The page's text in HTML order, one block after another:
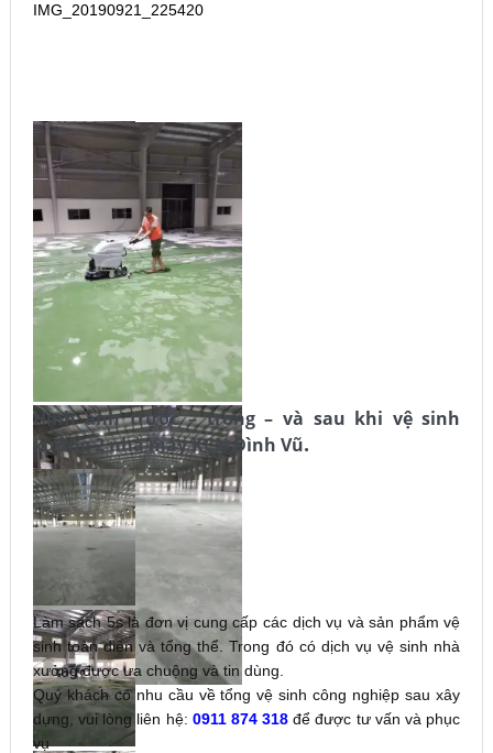
Hình ảnh trước – trong – và sau khi vệ sinh
xưởng 2 nhà máy KCN Đình Vũ.
Làm sạch 5s là đơn vị cung cấp các dịch vụ và sản phẩm vệ
sinh toàn diện và tổng thể. Trong đó có dịch vụ vệ sinh nhà
xưởng được ưa chuộng và tin dùng.
Quý khách có nhu cầu về tổng vệ sinh công nghiệp sau xây
dựng, vui lòng liên hệ: 0911 874 318 để được tư vấn và phục
vụ